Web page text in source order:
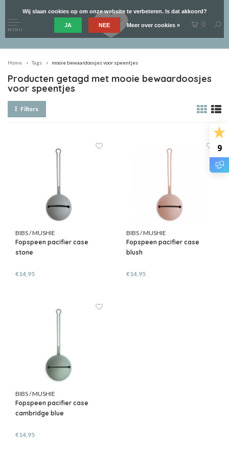
9
MENU
0
Home Tags mooie bewaardoosjes voor speentjes
Producten getagd met mooie bewaardoosjes
voor speentjes
Filters
BIBS / MUSHIE
Fopspeen pacifier case
stone
€14,95
BIBS / MUSHIE
Fopspeen pacifier case
blush
€14,95
BIBS / MUSHIE
Fopspeen pacifier case
cambridge blue
€14,95
Wij slaan cookies op om onze website te verbeteren. Is dat akkoord?
JA NEE Meer over cookies »